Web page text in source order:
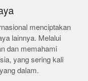
menciptakan
lainnya. Melalui
dan memahami
yang sering kali
dalam.